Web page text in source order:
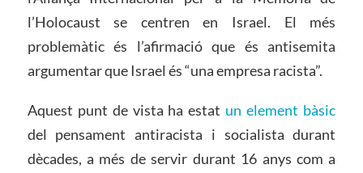
l’Holocaust se centren en Israel. El més
problemàtic és l’afirmació que és antisemita
argumentar que Israel és “una empresa racista”.
Aquest punt de vista ha estat un element bàsic
del pensament antiracista i socialista durant
dècades, a més de servir durant 16 anys com a